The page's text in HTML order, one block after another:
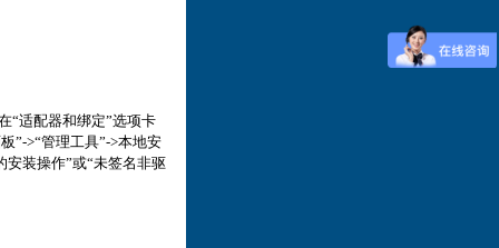
“适配器和绑定”选项卡
>“管理工具”->本地安
安装操作”或“未签名非驱